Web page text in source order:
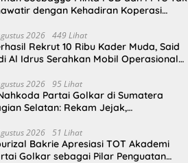
dengan Kehadiran Koperasi
2026 449 Lihat
Rekrut 10 Ribu Kader Muda, Said
Al Idrus Serahkan Mobil Operasional
2026 95 Lihat
Partai Golkar di Sumatera
Selatan: Rekam Jejak,
2026 51 Lihat
Bakrie Apresiasi TOT Akademi
Golkar sebagai Pilar Penguatan